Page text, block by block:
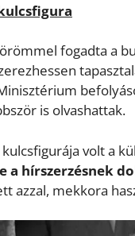
fogadta a
is olvashattak.
volt a
a hírszerzésnek
azzal, mekkora